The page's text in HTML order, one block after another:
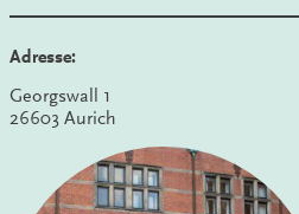
Adresse:
Georgswall 1
26603 Aurich